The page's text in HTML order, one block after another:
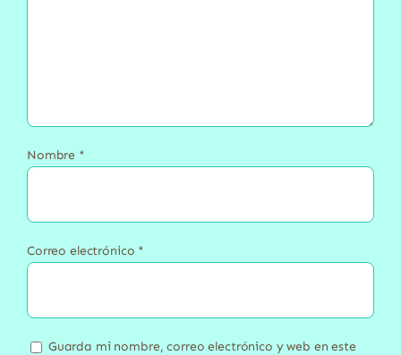
Nombre *
Correo electrónico *
Guarda mi nombre, correo electrónico y web en este